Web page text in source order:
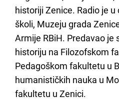
historiji Zenice. Radio je
školi, Muzeju grada
Armije RBiH. Predavao je
historiju na Filozofskom
Pedagoškom fakultetu u
humanističkih nauka u
fakultetu u Zenici.